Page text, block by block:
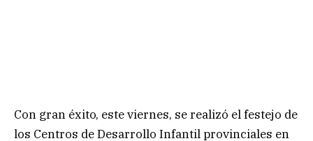
Con gran éxito, este viernes, se realizó el festejo de
los Centros de Desarrollo Infantil provinciales en